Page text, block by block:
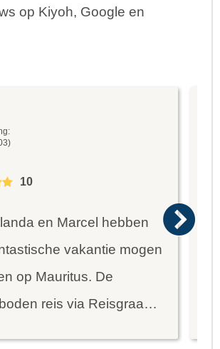
op Kiyoh, Google en
10
en Marcel hebben
vakantie mogen
op Mauritus. De
reis via Reisgraag